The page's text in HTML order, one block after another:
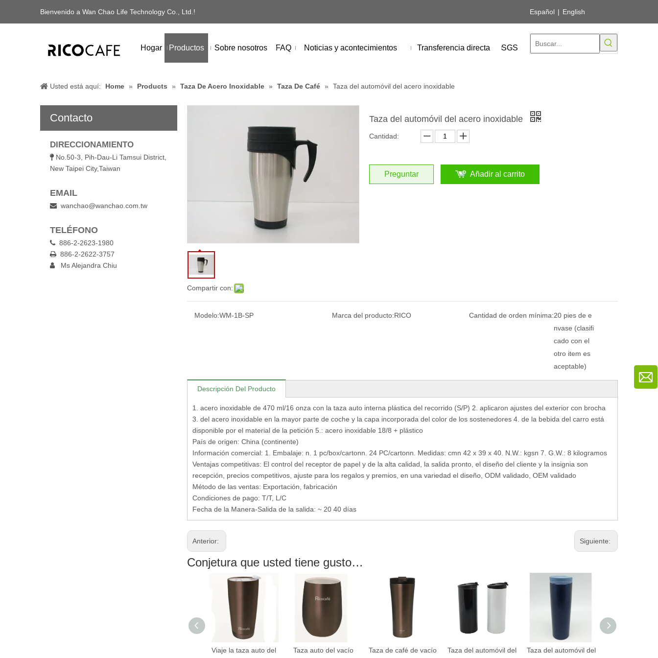
Bienvenido a Wan Chao Life Technology Co., Ltd.! Español | English
Hogar Productos Sobre nosotros FAQ Noticias y acontecimientos Transferencia directa SGS
Usted está aquí: Home » Products » Taza De Acero Inoxidable » Taza De Café » Taza del automóvil del acero inoxidable
Contacto
DIRECCIONAMIENTO
 No.50-3, Pih-Dau-Li Tamsui District,
New Taipei City,Taiwan
EMAIL
 wanchao@wanchao.com.tw
TELÉFONO
 886-2-2623-1980
 886-2-2622-3757
 Ms Alejandra Chiu
Compartir con:
Taza del automóvil del acero inoxidable
Cantidad:
Preguntar Añadir al carrito
Modelo:WM-1B-SP Marca del producto:RICO Cantidad de orden mínima:20 pies de e
nvase (clasifi
cado con el
otro item es
aceptable)
Descripción Del Producto
1. acero inoxidable de 470 ml/16 onza con la taza auto interna plástica del recorrido (S/P) 2. aplicaron ajustes del exterior con brocha
3. del acero inoxidable en la mayor parte de coche y la capa incorporada del color de los sostenedores 4. de la bebida del carro está
disponible por el material de la petición 5.: acero inoxidable 18/8 + plástico
País de origen: China (continente)
Información comercial: 1. Embalaje: n. 1 pc/box/cartonn. 24 PC/cartonn. Medidas: cmn 42 x 39 x 40. N.W.: kgsn 7. G.W.: 8 kilogramos
Ventajas competitivas: El control del receptor de papel y de la alta calidad, la salida pronto, el diseño del cliente y la insignia son
recepción, precios competitivos, ajuste para los regalos y premios, en una variedad el diseño, ODM validado, OEM validado
Método de las ventas: Exportación, fabricación
Condiciones de pago: T/T, L/C
Fecha de la Manera-Salida de la salida: ~ 20 40 días
Anterior: Siguiente:
Conjetura que usted tiene gusto…
Viaje la taza auto del
Taza auto del vacío
Taza de café de vacío
Taza del automóvil del
Taza del automóvil del